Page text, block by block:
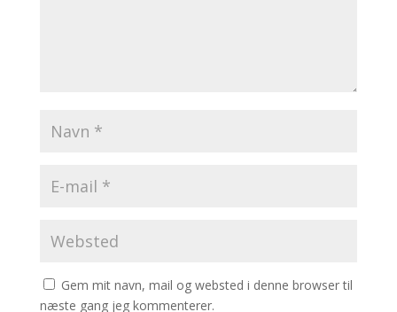
Gem mit navn, mail og websted i denne browser til
næste gang jeg kommenterer.